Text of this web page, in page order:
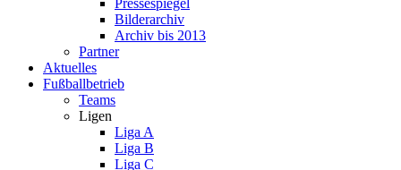
Pressespiegel
Bilderarchiv
Archiv bis 2013
Partner
Aktuelles
Fußballbetrieb
Teams
Ligen
Liga A
Liga B
Liga C